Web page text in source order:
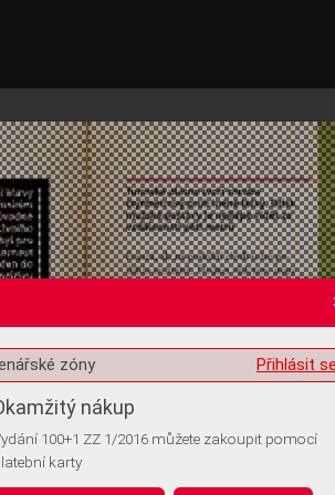
volitelných informací
Přihlásit
zóny
nákup
100+1 ZZ 1/2016 můžete zakoupit pomocí
karty